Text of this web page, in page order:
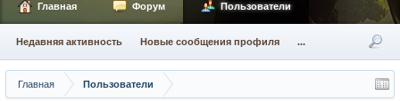
Главная Пользователи
Главная Форум Пользователи
Недавняя активность Новые сообщения профиля ...